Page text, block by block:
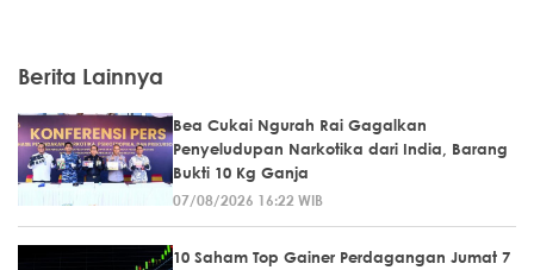
Berita Lainnya
Bea Cukai Ngurah Rai Gagalkan
Penyeludupan Narkotika dari India, Barang
Bukti 10 Kg Ganja
07/08/2026 16:22 WIB
10 Saham Top Gainer Perdagangan Jumat 7